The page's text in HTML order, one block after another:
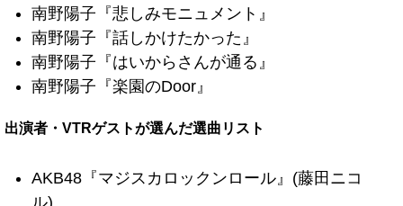
南野陽子『悲しみモニュメント』
南野陽子『話しかけたかった』
南野陽子『はいからさんが通る』
南野陽子『楽園のDoor』
出演者・VTRゲストが選んだ選曲リスト
AKB48『マジスカロックンロール』(藤田ニコ